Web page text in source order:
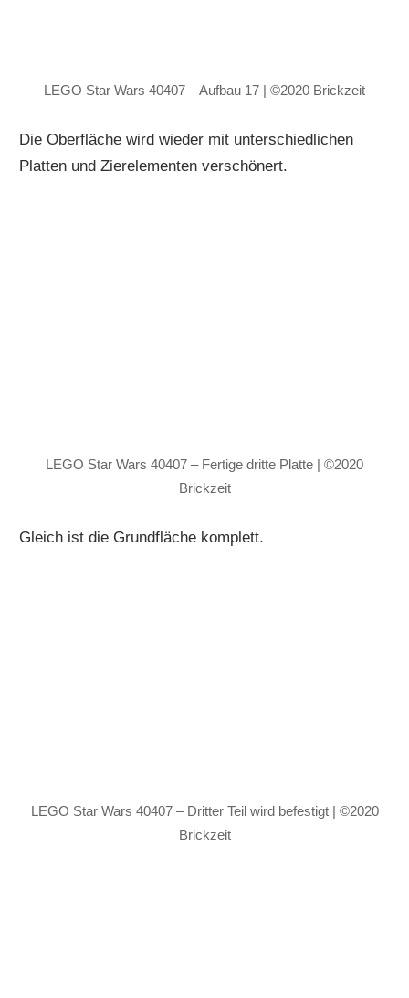
LEGO Star Wars 40407 – Aufbau 17 | ©2020 Brickzeit
Die Oberfläche wird wieder mit unterschiedlichen
Platten und Zierelementen verschönert.
LEGO Star Wars 40407 – Fertige dritte Platte | ©2020
Brickzeit
Gleich ist die Grundfläche komplett.
LEGO Star Wars 40407 – Dritter Teil wird befestigt | ©2020
Brickzeit